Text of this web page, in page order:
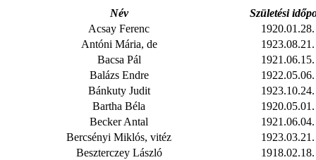
Név
Születési
Acsay Ferenc
1920.01.28.
Antóni Mária, de
1923.08.21.
Bacsa Pál
1921.06.15.
Balázs Endre
1922.05.06.
Bánkuty Judit
1923.10.24.
Bartha Béla
1920.05.01.
Becker Antal
1921.06.04.
Bercsényi Miklós, vitéz
1923.03.21.
Beszterczey László
1918.02.18.